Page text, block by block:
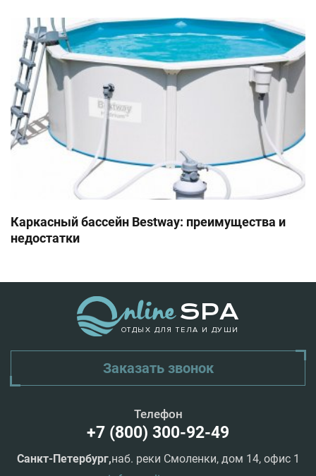
Каркасный бассейн Bestway: преимущества и
недостатки
ОТДЫХ ДЛЯ ТЕЛА И ДУШИ
Заказать звонок
Телефон
+7 (800) 300-92-49
Санкт-Петербург,наб. реки Смоленки, дом 14, офис 1